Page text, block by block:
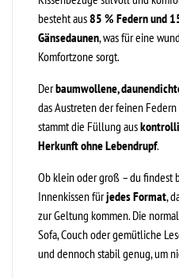
besteht aus85 % Federn und
Gänsedaunen, was für eine
Komfortzone sorgt.
Derbaumwollene,
das Austreten der feinen
stammt die Füllung aus
Herkunft ohne Lebendrupf.
Ob klein oder groß – du findest
Innenkissen fürjedes Format,
zur Geltung kommen. Die
Sofa, Couch oder gemütliche
und dennoch stabil genug, um